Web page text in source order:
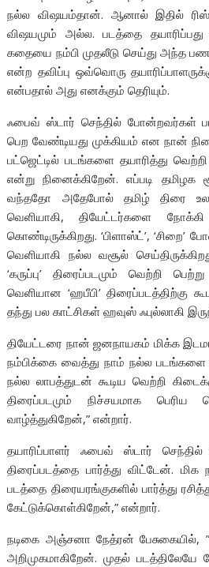
நல்ல விஷயம்தான். ஆனால் இதில்
விஷயமும் அல்ல. படத்தை
கதையை நம்பி முதலீடு செய்து அந்த
என்ற தவிப்பு ஒவ்வொரு
என்பதால் அது எனக்கும் தெரியும்.
ஃபைவ் ஸ்டார் செந்தில் போன்றவர்கள்
பெற வேண்டியது முக்கியம் என நான்
பட்ஜெட்டில் படங்களை தயாரித்து
என்று நினைக்கிறேன். எப்படி தமிழக
வந்ததோ அதேபோல் தமிழ் திரை
வெளியாகி, தியேட்டர்களை
கொண்டிருக்கிறது. ‘பிளாஸ்ட்’, ‘சிறை’
வெளியாகி நல்ல வசூல்
‘கருப்பு’ திரைப்படமும் வெற்றி
வெளியான ‘ஹபீபி’ திரைப்படத்திற்கு
தந்து பல காட்சிகள் ஹவுஸ் ஃபுல்லாகி
தியேட்டரை நான் ஜனநாயகம் மிக்க
நம்பிக்கை வைத்து நாம் நல்ல படங்களை
நல்ல லாபத்துடன் கூடிய வெற்றி
திரைப்படமும் நிச்சயமாக
வாழ்த்துகிறேன்,” என்றார்.
தயாரிப்பாளர் ஃபைவ் ஸ்டார்
திரைப்படத்தை பார்த்து விட்டேன். மிக
படத்தை திரையரங்குகளில் பார்த்து
கேட்டுக்கொள்கிறேன்,” என்றார்.
நடிகை அஞ்சனா நேத்ரன் பேசுகையில்,
அறிமுகமாகிறேன். முதல் படத்திலேயே